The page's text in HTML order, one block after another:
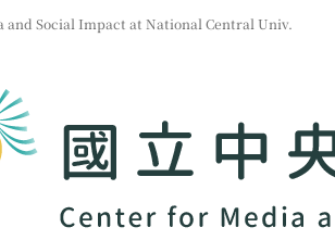
and Social Impact at National Central Univ.